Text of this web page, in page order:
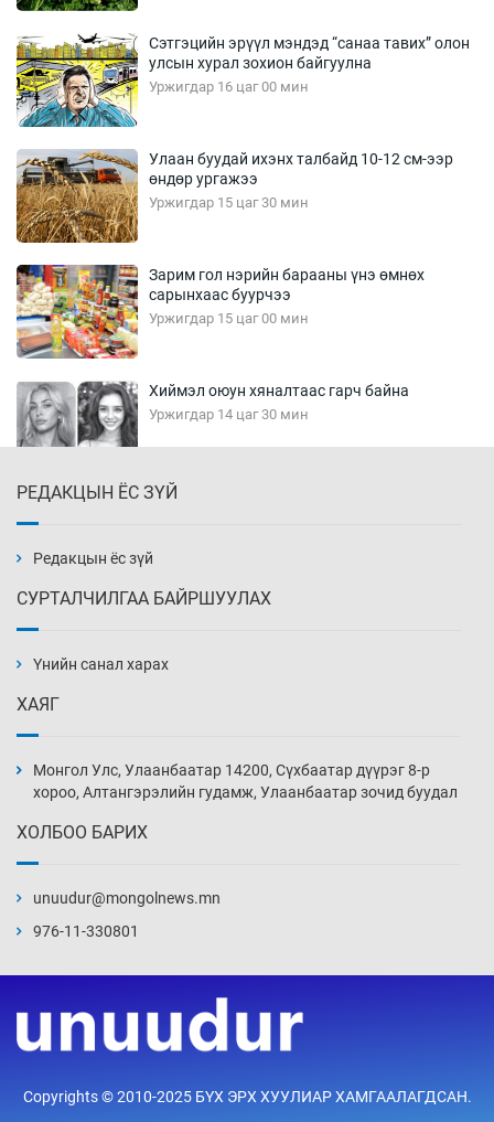
Сэтгэцийн эрүүл мэндэд “санаа тавих” олон
улсын хурал зохион байгуулна
Уржигдар 16 цаг 00 мин
Улаан буудай ихэнх талбайд 10-12 см-ээр
өндөр ургажээ
Уржигдар 15 цаг 30 мин
Зарим гол нэрийн барааны үнэ өмнөх
сарынхаас буурчээ
Уржигдар 15 цаг 00 мин
Хиймэл оюун хяналтаас гарч байна
Уржигдар 14 цаг 30 мин
Уржигдар 14 цаг 00 мин
нэмэгджээ
Уржигдар 13 цаг 30 мин
Уржигдар 13 цаг 00 мин
Уржигдар 12 цаг 30 мин
үйлчилж буй гэв
РЕДАКЦЫН ЁС ЗҮЙ
Редакцын ёс зүй
СУРТАЛЧИЛГАА БАЙРШУУЛАХ
Үнийн санал харах
ХАЯГ
Монгол Улс, Улаанбаатар 14200, Сүхбаатар дүүрэг 8-р
хороо, Алтангэрэлийн гудамж, Улаанбаатар зочид буудал
ХОЛБОО БАРИХ
unuudur@mongolnews.mn
976-11-330801
Copyrights © 2010-2025 БҮХ ЭРХ ХУУЛИАР ХАМГААЛАГДСАН.